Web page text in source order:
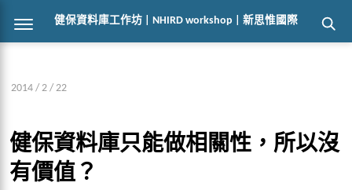
健保資料庫工作坊 | NHIRD workshop | 新思惟國際
2014 / 2 / 22
健保資料庫只能做相關性，所以沒
有價值？